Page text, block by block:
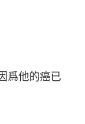
爲他的癌已